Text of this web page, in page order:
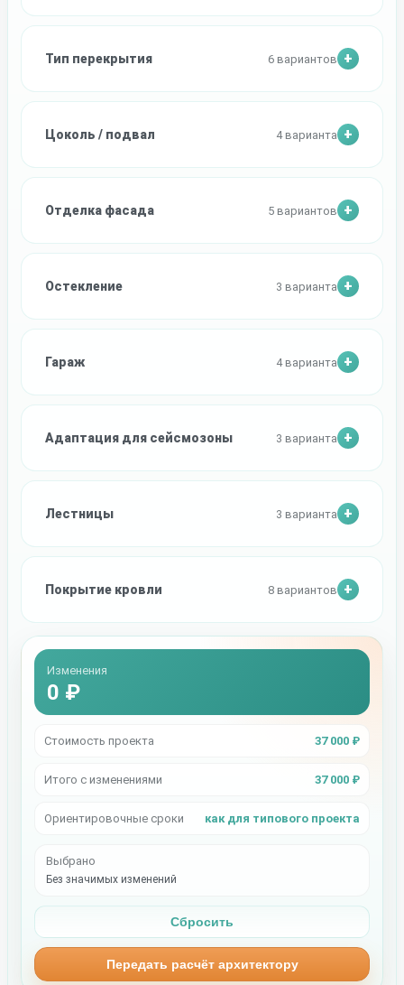
Тип перекрытия 6 вариантов
Цоколь / подвал 4 варианта
Отделка фасада 5 вариантов
Остекление 3 варианта
Гараж 4 варианта
Адаптация для сейсмозоны 3 варианта
Лестницы 3 варианта
Покрытие кровли 8 вариантов
Изменения
0 ₽
Стоимость проекта 37 000 ₽
Итого с изменениями 37 000 ₽
Ориентировочные сроки как для типового проекта
Выбрано
Без значимых изменений
Сбросить
Передать расчёт архитектору